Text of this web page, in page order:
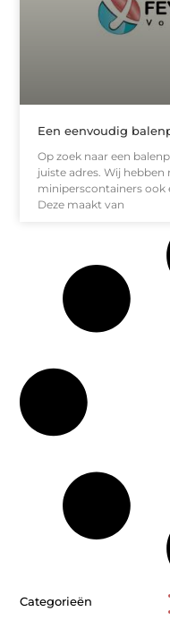
Een eenvoudig
Op zoek naar een
juiste adres. Wij hebben
miniperscontainers ook
Deze maakt van
Categorieën